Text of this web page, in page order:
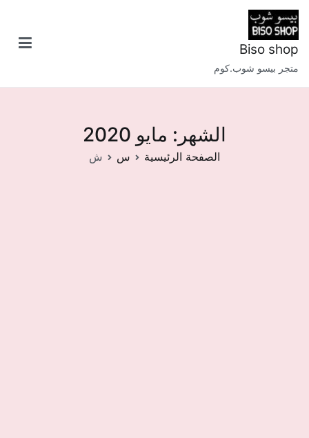
تخطى
إلى
المحتوى
Biso shop
متجر بيسو شوب.كوم
الشهر: مايو 2020
الصفحة الرئيسية س ش